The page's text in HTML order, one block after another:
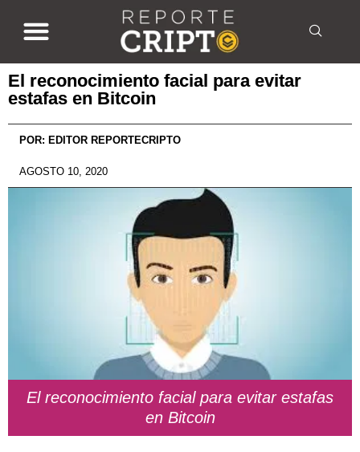
El reconocimiento facial para evitar
estafas en Bitcoin
POR: EDITOR REPORTECRIPTO
AGOSTO 10, 2020
El reconocimiento facial para evitar estafas
en Bitcoin